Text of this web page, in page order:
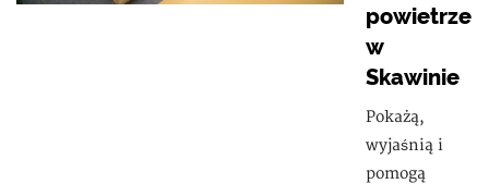
powietrze
w
Skawinie
Pokażą,
wyjaśnią i
pomogą